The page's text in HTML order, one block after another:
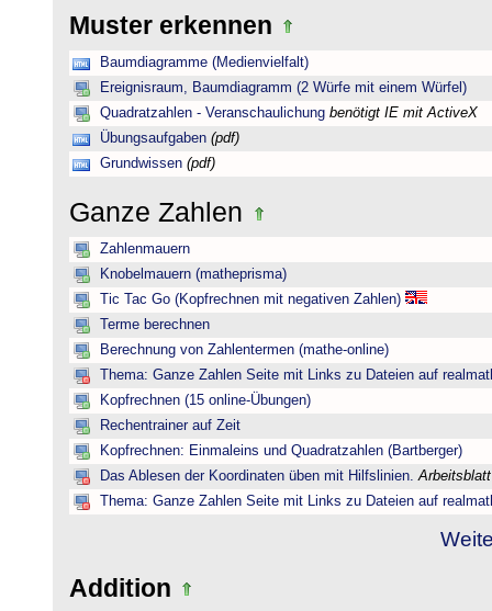
Muster erkennen
Baumdiagramme (Medienvielfalt)
Ereignisraum, Baumdiagramm (2 Würfe mit einem Würfel)
Quadratzahlen - Veranschaulichung benötigt IE mit ActiveX
Übungsaufgaben (pdf)
Grundwissen (pdf)
Ganze Zahlen
Zahlenmauern
Knobelmauern (matheprisma)
Tic Tac Go (Kopfrechnen mit negativen Zahlen)
Terme berechnen
Berechnung von Zahlentermen (mathe-online)
Thema: Ganze Zahlen Seite mit Links zu Dateien auf
Kopfrechnen (15 online-Übungen)
Rechentrainer auf Zeit
Kopfrechnen: Einmaleins und Quadratzahlen (Bartberger)
Das Ablesen der Koordinaten üben mit Hilfslinien.
Thema: Ganze Zahlen Seite mit Links zu Dateien auf
Addition